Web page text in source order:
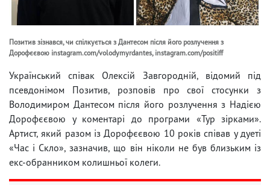
Позитив зізнався, чи спілкується з Дантесом після його розлучення з
Дорофєєвою instagram.com/volodymyrdantes, instagram.com/positiff
Український співак Олексій Завгородній, відомий під
псевдонімом Позитив, розповів про свої стосунки з
Володимиром Дантесом після його розлучення з Надією
Дорофєєвою у коментарі до програми «Тур зірками».
Артист, який разом із Дорофєєвою 10 років співав у дуеті
«Час і Скло», зазначив, що він ніколи не був близьким із
екс-обранником колишньої колеги.